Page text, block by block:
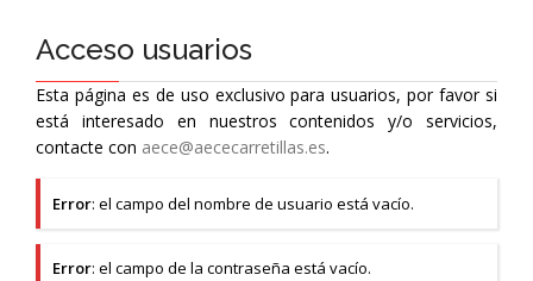
Acceso usuarios
Esta página es de uso exclusivo para usuarios, por favor si
está interesado en nuestros contenidos y/o servicios,
contacte con aece@aececarretillas.es.
Error: el campo del nombre de usuario está vacío.
Error: el campo de la contraseña está vacío.